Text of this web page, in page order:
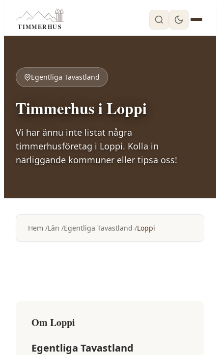
TIMMERHUS
Egentliga Tavastland
Timmerhus iLoppi
Vi har ännu inte listat några
timmerhusföretag i Loppi. Kolla in
närliggande kommuner eller tipsa oss!
Hem Län Egentliga Tavastland Loppi
OmLoppi
Egentliga Tavastland